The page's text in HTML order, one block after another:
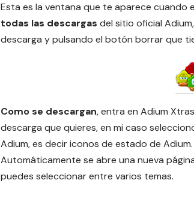
Esta es la ventana que te aparece cuando
todas las descargas del sitio oficial
descarga y pulsando el botón borrar que
Como se descargan, entra en Adium
descarga que quieres, en mi caso
Adium, es decir iconos de estado de Adium.
Automáticamente se abre una nueva
puedes seleccionar entre varios temas.